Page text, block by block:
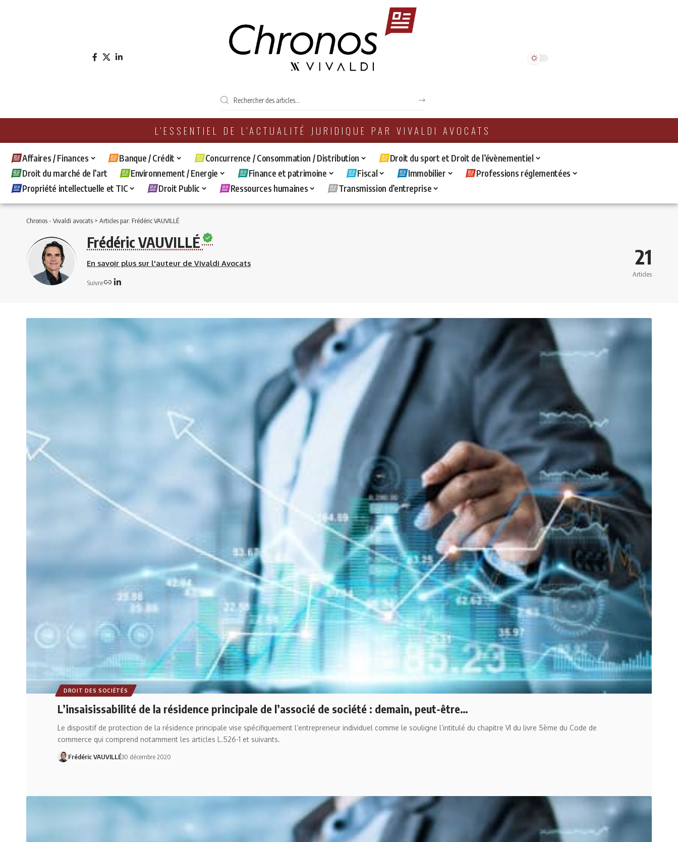
L'ESSENTIEL DE L'ACTUALITÉ JURIDIQUE PAR VIVALDI AVOCATS
Affaires / Finances Banque / Crédit Concurrence / Consommation / Distribution
Droit du sport et Droit de l’évènementiel
Droit du marché de l’art
Environnement / Energie Finance et patrimoine Fiscal Immobilier
Professions réglementées
Propriété intellectuelle et TIC
Droit Public Ressources humaines Transmission d’entreprise
Chronos - Vivaldi avocats > Articles par: Frédéric VAUVILLÉ
Frédéric VAUVILLÉ
En savoir plus sur l'auteur de Vivaldi Avocats
Suivre
21
Articles
DROIT DES SOCIÉTÉS
L’insaisissabilité de la résidence principale de l’associé de société : demain, peut-être…
Le dispositif de protection de la résidence principale vise spécifiquement l’entrepreneur individuel comme le souligne l’intitulé du chapitre VI du livre 5ème du Code de
commerce qui comprend notamment les articles L.526-1 et suivants.
Frédéric VAUVILLÉ30 décembre 2020